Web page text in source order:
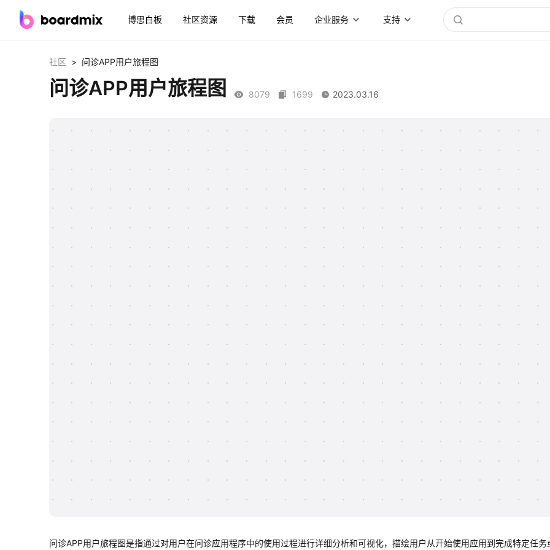
博思白板 社区资源 下载 会员 企业服务 支持
社区 > 问诊APP用户旅程图
问诊APP用户旅程图 8079 1699 2023.03.16
问诊APP用户旅程图是指通过对用户在问诊应用程序中的使用过程进行详细分析和可视化，描绘用户从开始使用应用到完成特定任务